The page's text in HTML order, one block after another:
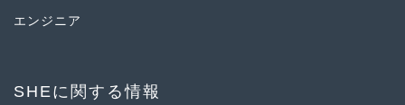
エンジニア
SHEに関する情報